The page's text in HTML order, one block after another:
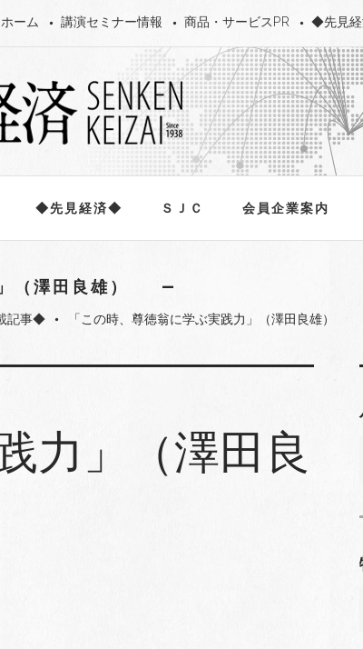
ホーム 講演セミナー情報 商品・サービスPR ◆先見
◆先見経済◆ ＳＪＣ 会員企業案内
（澤田良雄）
記事◆ fiber_manual_record 「この時、尊徳翁に学ぶ実践力」（澤田良雄）
力」（澤田良